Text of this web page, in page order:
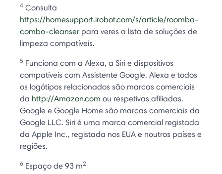
4 Consulta
https://homesupport.irobot.com/s/article/roomba-
combo-cleanser para veres a lista de soluções de
limpeza compatíveis.
5 Funciona com a Alexa, a Siri e dispositivos
compatíveis com Assistente Google. Alexa e todos
os logótipos relacionados são marcas comerciais
da http://Amazon.com ou respetivas afiliadas.
Google e Google Home são marcas comerciais da
Google LLC. Siri é uma marca comercial registada
da Apple Inc., registada nos EUA e noutros países e
regiões.
6 Espaço de 93 m2